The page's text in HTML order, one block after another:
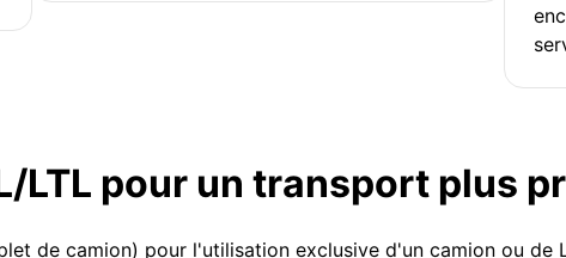
LTL pour un transport plus
de camion) pour l'utilisation exclusive d'un camion ou de